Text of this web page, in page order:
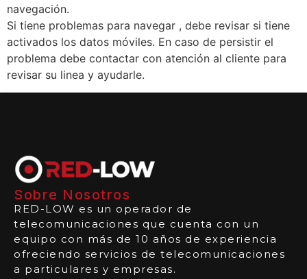
navegación.
Si tiene problemas para navegar , debe revisar si tiene
activados los datos móviles. En caso de persistir el
problema debe contactar con atención al cliente para
revisar su linea y ayudarle.
Sobre Nosotros
RED-LOW es un operador de
telecomunicaciones que cuenta con un
equipo con más de 10 años de experiencia
ofreciendo servicios de telecomunicaciones
a particulares y empresas.